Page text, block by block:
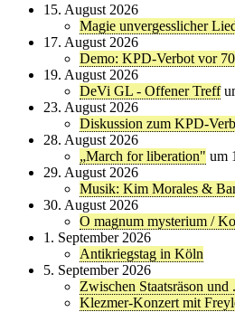
15. August 2026
Magie unvergesslicher
17. August 2026
Demo: KPD-Verbot vor 70
19. August 2026
DeVi GL - Offener Treff
23. August 2026
Diskussion zum KPD-
28. August 2026
„March for liberation" um
29. August 2026
Musik: Kim Morales &
30. August 2026
O magnum mysterium /
1. September 2026
Antikriegstag in Köln
5. September 2026
Zwischen Staatsräson und
Klezmer-Konzert mit